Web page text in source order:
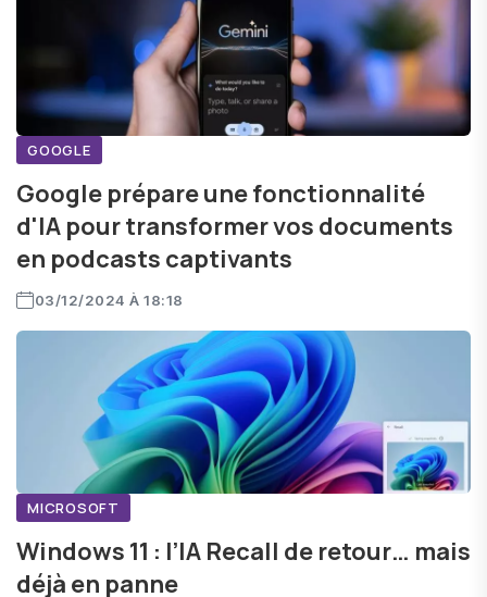
GOOGLE
Google prépare une fonctionnalité
d'IA pour transformer vos documents
en podcasts captivants
03/12/2024 À 18:18
MICROSOFT
Windows 11 : l’IA Recall de retour… mais
déjà en panne